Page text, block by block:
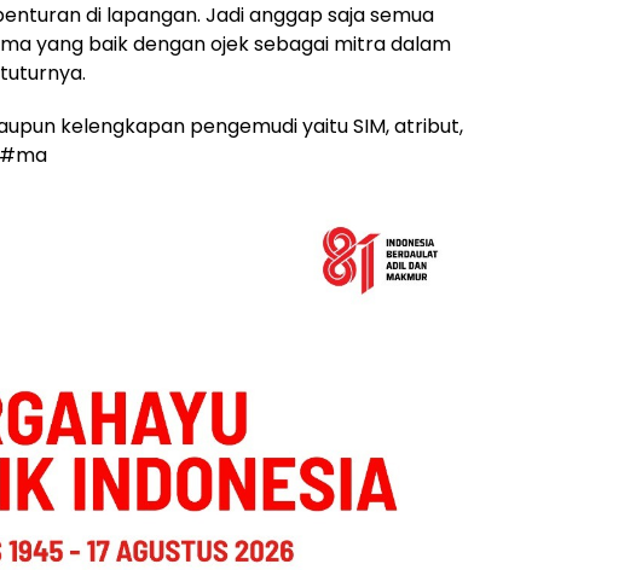
di lapangan. Jadi anggap saja semua
yang baik dengan ojek sebagai mitra dalam
kelengkapan pengemudi yaitu SIM, atribut,